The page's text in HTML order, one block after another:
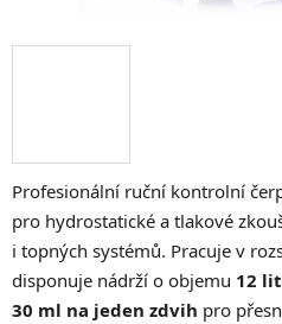
Profesionální ruční kontrolní
pro hydrostatické a tlakové
i topných systémů. Pracuje v
disponuje nádrží o objemu 12
30 ml na jeden zdvih pro